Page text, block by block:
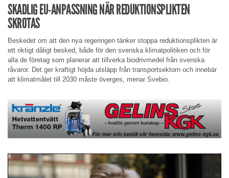
SKADLIG EU-ANPASSNING NÄR REDUKTIONSPLIKTEN
SKROTAS
Beskedet om att den nya regeringen tänker stoppa reduktionsplikten är
ett riktigt dåligt besked, både för den svenska klimatpolitiken och för
alla de företag som planerar att tillverka biodrivmedel från svenska
råvaror. Det ger kraftigt höjda utsläpp från transportsektorn och innebär
att klimatmålet till 2030 måste överges, menar Svebio.